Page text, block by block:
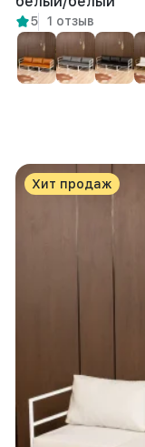
5 1 отзыв
Хит продаж